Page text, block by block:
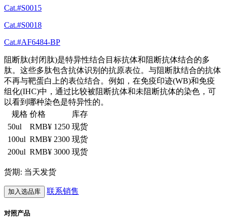
Cat.#S0015
Cat.#S0018
Cat.#AF6484-BP
阻断肽(封闭肽)是特异性结合目标抗体和阻断抗体结合的多
肽。这些多肽包含抗体识别的抗原表位。与阻断肽结合的抗体
不再与靶蛋白上的表位结合。例如，在免疫印迹(WB)和免疫
组化(IHC)中，通过比较被阻断抗体和未阻断抗体的染色，可
以看到哪种染色是特异性的。
规格 价格
库存
50ul
RMB¥ 1250 现货
100ul RMB¥ 2300 现货
200ul RMB¥ 3000 现货
货期: 当天发货
加入选品库 联系销售
对照产品